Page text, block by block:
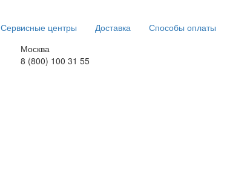
Сервисные центры Доставка Способы оплаты
Москва
8 (800) 100 31 55